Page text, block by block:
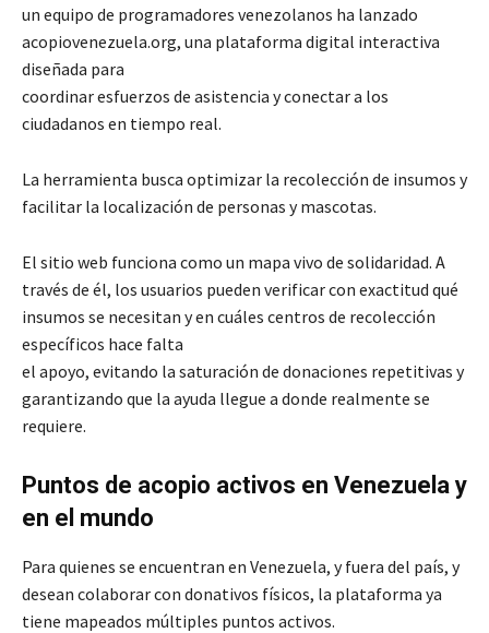
un equipo de programadores venezolanos ha lanzado
acopiovenezuela.org, una plataforma digital interactiva
diseñada para
coordinar esfuerzos de asistencia y conectar a los
ciudadanos en tiempo real.
La herramienta busca optimizar la recolección de insumos y
facilitar la localización de personas y mascotas.
El sitio web funciona como un mapa vivo de solidaridad. A
través de él, los usuarios pueden verificar con exactitud qué
insumos se necesitan y en cuáles centros de recolección
específicos hace falta
el apoyo, evitando la saturación de donaciones repetitivas y
garantizando que la ayuda llegue a donde realmente se
requiere.
Puntos de acopio activos en Venezuela y
en el mundo
Para quienes se encuentran en Venezuela, y fuera del país, y
desean colaborar con donativos físicos, la plataforma ya
tiene mapeados múltiples puntos activos.